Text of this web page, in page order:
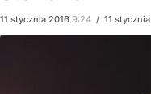
11 stycznia 2016 9:24 / 11 stycznia